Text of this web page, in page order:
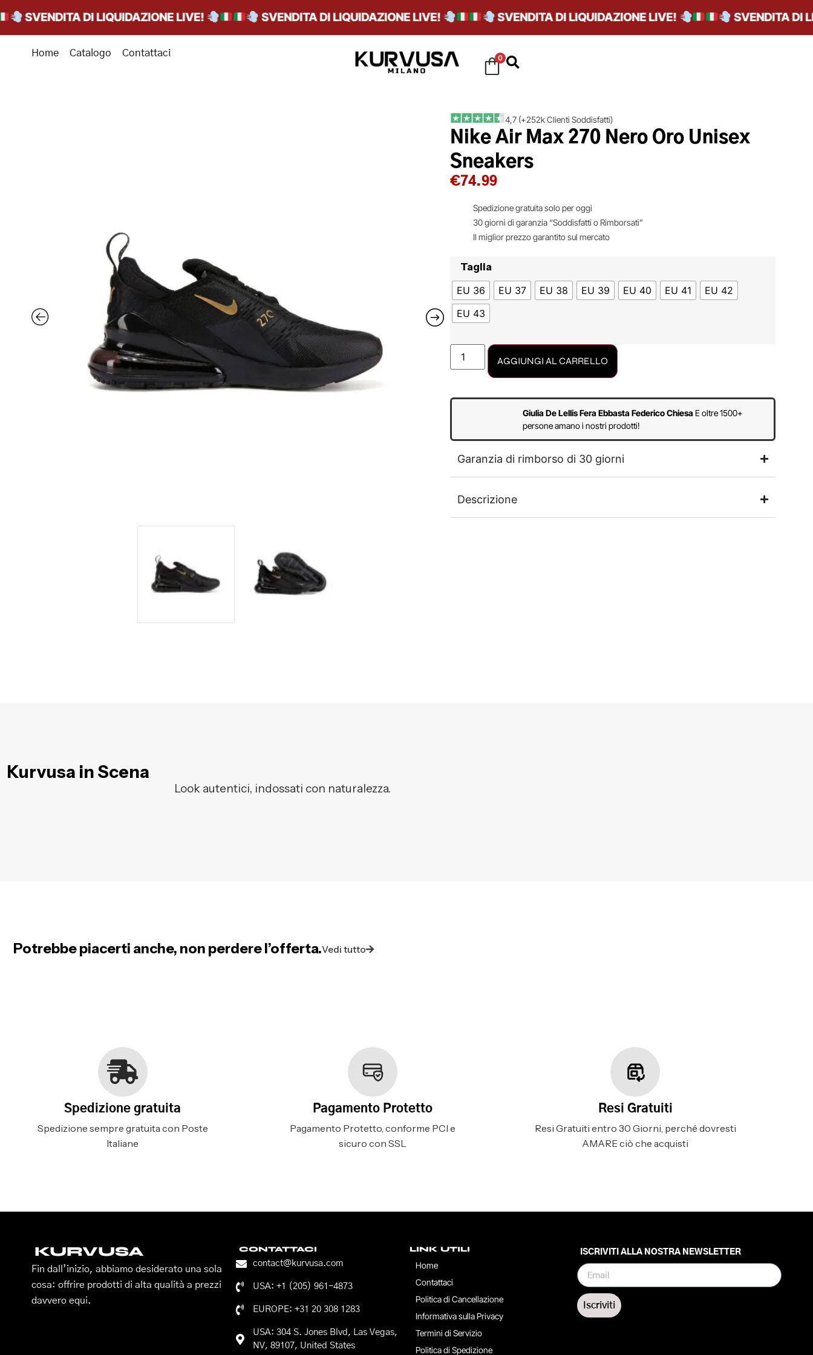
SVENDITA DI LIQUIDAZIONE LIVE! SVENDITA DI LIQUIDAZIONE LIVE! SVENDITA DI LIQUIDAZIONE LIVE! SVENDITA DI
Home Catalogo Contattaci 0
4,7 (+252k Clienti Soddisfatti)
Nike Air Max 270 Nero Oro Unisex
Sneakers
€74.99
Spedizione gratuita solo per oggi
30 giorni di garanzia “Soddisfatti o Rimborsati”
Il miglior prezzo garantito sul mercato
Taglia
EU 36
EU 37 EU 38 EU 39 EU 40 EU 41
EU 42
EU 43
AGGIUNGI AL CARRELLO
Giulia De Lellis Fera Ebbasta Federico ChiesaE oltre 1500+
persone amano i nostri prodotti!
Garanzia di rimborso di 30 giorni
Descrizione
Kurvusa in Scena
Look autentici, indossati con naturalezza.
Potrebbe piacerti anche, non perdere l’offerta.Vedi tutto
Spedizione gratuita
Spedizione sempre gratuita con Poste
Italiane
Pagamento Protetto
Pagamento Protetto, conforme PCI e
sicuro con SSL
Resi Gratuiti
Resi Gratuiti entro 30 Giorni, perché dovresti
AMARE ciò che acquisti
KURVUSA
Fin dall’inizio, abbiamo desiderato una sola
cosa: offrire prodotti di alta qualità a prezzi
davvero equi.
CONTATTACI
contact@kurvusa.com
USA: +1 (205) 961-4873
EUROPE: +31 20 308 1283
USA: 304 S. Jones Blvd, Las Vegas,
NV, 89107, United States
LINK UTILI
Home
Contattaci
Politica di Cancellazione
Informativa sulla Privacy
Termini di Servizio
Politica di Spedizione
ISCRIVITI ALLA NOSTRA NEWSLETTER
Iscriviti